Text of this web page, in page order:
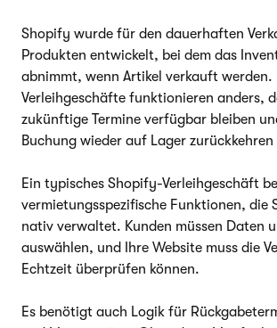
Shopify wurde für den dauerhaften
Produkten entwickelt, bei dem das
abnimmt, wenn Artikel verkauft werden.
Verleihgeschäfte funktionieren anders,
zukünftige Termine verfügbar bleiben
Buchung wieder auf Lager zurückkehren
Ein typisches Shopify-Verleihgeschäft
vermietungsspezifische Funktionen, die
nativ verwaltet. Kunden müssen Daten
auswählen, und Ihre Website muss die
Echtzeit überprüfen können.
Es benötigt auch Logik für